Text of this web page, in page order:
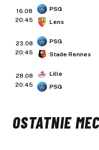
16.08
20:45
PSG
Lens
23.08
20:45
PSG
Stade Rennes
28.08
20:45
Lille
PSG
OSTATNIE